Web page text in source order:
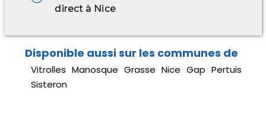
direct à Nice
Vitrolles Manosque Grasse Nice Gap Pertuis
Sisteron